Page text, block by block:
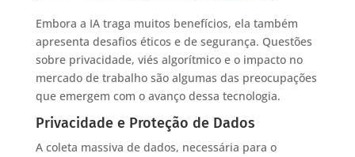
Embora a IA traga muitos benefícios, ela também
apresenta desafios éticos e de segurança. Questões
sobre privacidade, viés algorítmico e o impacto no
mercado de trabalho são algumas das preocupações
que emergem com o avanço dessa tecnologia.
Privacidade e Proteção de Dados
A coleta massiva de dados, necessária para o